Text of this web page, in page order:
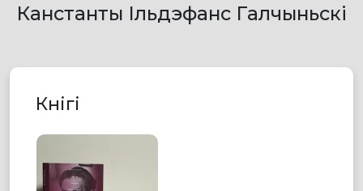
Канстанты Ільдэфанс Галчыньскі
Кнігі